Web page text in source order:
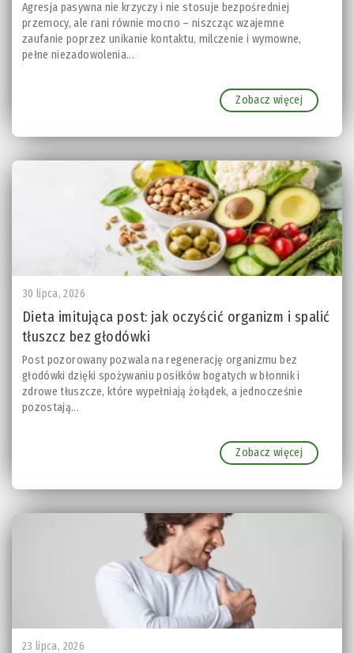
Agresja pasywna nie krzyczy i nie stosuje bezpośredniej
przemocy, ale rani równie mocno – niszcząc wzajemne
zaufanie poprzez unikanie kontaktu, milczenie i wymowne,
pełne niezadowolenia...
Zobacz więcej
30 lipca, 2026
Dieta imitująca post: jak oczyścić organizm i spalić
tłuszcz bez głodówki
Post pozorowany pozwala na regenerację organizmu bez
głodówki dzięki spożywaniu posiłków bogatych w błonnik i
zdrowe tłuszcze, które wypełniają żołądek, a jednocześnie
pozostają...
Zobacz więcej
23 lipca, 2026